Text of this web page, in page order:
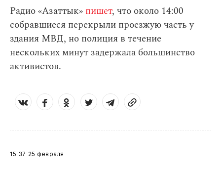
Радио «Азаттык» пишет, что около 14:00
собравшиеся перекрыли проезжую часть у
здания МВД, но полиция в течение
нескольких минут задержала большинство
активистов.
15:37 25 февраля